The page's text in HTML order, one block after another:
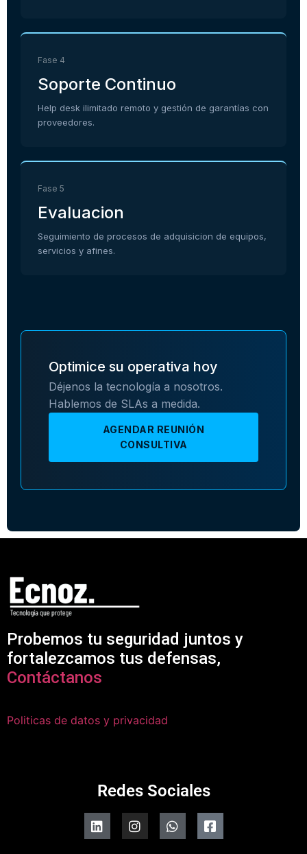
Fase 4
Soporte Continuo
Help desk ilimitado remoto y gestión de garantías con
proveedores.
Fase 5
Evaluacion
Seguimiento de procesos de adquisicion de equipos,
servicios y afines.
Optimice su operativa hoy
Déjenos la tecnología a nosotros.
Hablemos de SLAs a medida.
AGENDAR REUNIÓN
CONSULTIVA
Probemos tu seguridad juntos y
fortalezcamos tus defensas,
Contáctanos
Politicas de datos y privacidad
Redes Sociales